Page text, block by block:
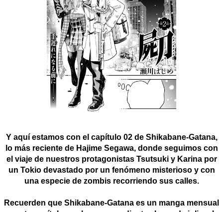
Y aquí estamos con el capítulo 02 de Shikabane-Gatana,
lo más reciente de Hajime Segawa, donde seguimos con
el viaje de nuestros protagonistas Tsutsuki y Karina por
un Tokio devastado por un fenómeno misterioso y con
una especie de zombis recorriendo sus calles.
Recuerden que Shikabane-Gatana es un manga mensual